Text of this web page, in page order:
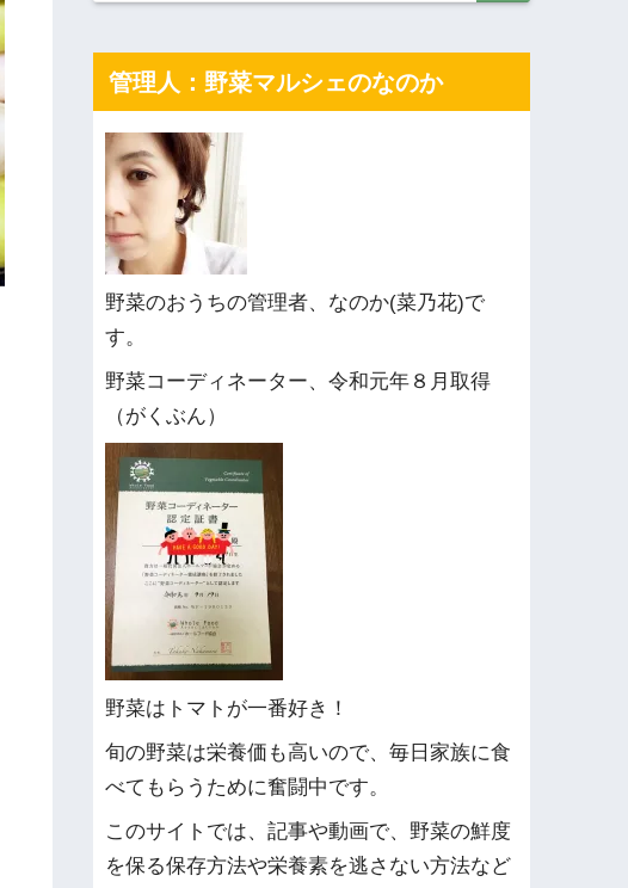
管理人：野菜マルシェのなのか
野菜のおうちの管理者、なのか(菜乃花)で
す。
野菜コーディネーター、令和元年８月取得
（がくぶん）
野菜はトマトが一番好き！
旬の野菜は栄養価も高いので、毎日家族に食
べてもらうために奮闘中です。
このサイトでは、記事や動画で、野菜の鮮度
を保る保存方法や栄養素を逃さない方法など